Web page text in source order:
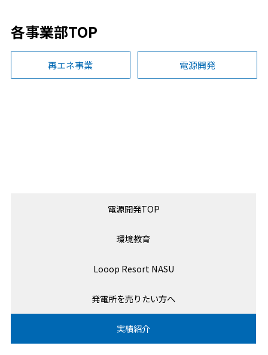
各事業部TOP
再エネ事業 電源開発
電源開発TOP
環境教育
Looop Resort NASU
発電所を売りたい方へ
実績紹介